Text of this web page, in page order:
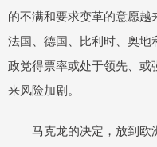
的不满和要求变革的意愿越
法国、德国、比利时、奥
政党得票率或处于领先、
来风险加剧。
马克龙的决定，放到欧